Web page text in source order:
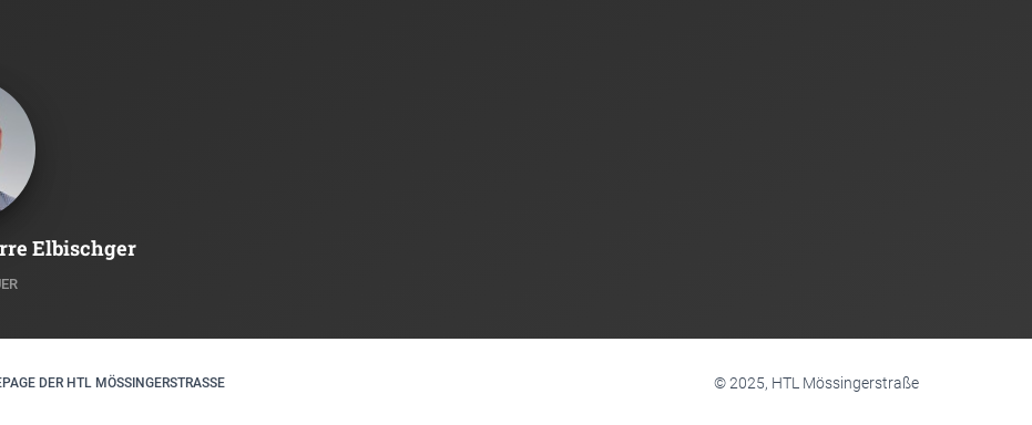
Elbischger
DER HTL MÖSSINGERSTRASSE © 2025, HTL Mössingerstraße